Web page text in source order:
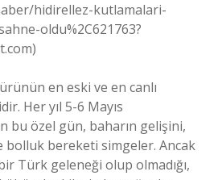
hidirellez-kutlamalari-
oldu%2C621763?
en eski ve en canlı
Her yıl 5-6 Mayıs
bu özel gün, baharın gelişini,
bolluk bereketi simgeler. Ancak
Türk geleneği olup olmadığı,